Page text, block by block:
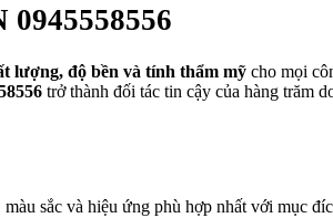
lượng, độ bền và tính thẩm mỹ cho mọi
trở thành đối tác tin cậy của hàng trăm
sắc và hiệu ứng phù hợp nhất với mục